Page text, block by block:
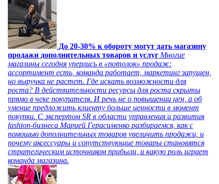
До 20-30% к обороту могут дать магазину
продажи дополнительных товаров и услуг Многие
магазины сегодня уперлись в «потолок» продаж:
ассортимент есть, команда работает, маркетинг запущен,
но выручка не растет. Где искать возможности для
роста? В действительности ресурсы для роста скрыты
прямо в чеке покупателя. И речь не о повышении цен, а об
умение предложить клиенту больше ценности в момент
покупки. С экспертом SR в области управления и развития
fashion-бизнеса Марией Герасименко разбираемся, как с
помощью дополнительных товаров увеличить продажи, и
почему аксессуары и сопутствующие товары становятся
стратегическим источником прибыли, и какую роль играет
команда магазина.